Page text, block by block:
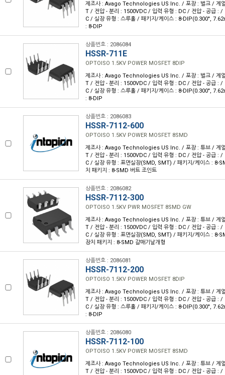
제조사 : Avago Technologies US Inc. / 포장 : 벌크 / 계
T / 전압 - 분리 : 1500VDC / 입력 유형 : DC / 전압 - 공급 : /
C / 실장 유형 : 스루홀 / 패키지/케이스 : 8-DIP(0.300",
: 8-DIP
상품번호 : 2086084
HSSR-711E
OPTOISO 1.5KV POWER MOSFET 8DIP
제조사 : Avago Technologies US Inc. / 포장 : 벌크 / 계
T / 전압 - 분리 : 1500VDC / 입력 유형 : DC / 전압 - 공급 : /
C / 실장 유형 : 스루홀 / 패키지/케이스 : 8-DIP(0.300",
: 8-DIP
상품번호 : 2086083
HSSR-7112-600
OPTOISO 1.5KV POWER MOSFET 8SMD
제조사 : Avago Technologies US Inc. / 포장 : 튜브 / 계
T / 전압 - 분리 : 1500VDC / 입력 유형 : DC / 전압 - 공급 : /
C / 실장 유형 : 표면실장(SMD, SMT) / 패키지/케이스 : 8-
치 패키지 : 8-SMD 버트 조인트
상품번호 : 2086082
HSSR-7112-300
OPTOISO 1.5KV PWR MOSFET 8SMD GW
제조사 : Avago Technologies US Inc. / 포장 : 튜브 / 계
T / 전압 - 분리 : 1500VDC / 입력 유형 : DC / 전압 - 공급 : /
C / 실장 유형 : 표면실장(SMD, SMT) / 패키지/케이스 : 8-
장치 패키지 : 8-SMD 갈매기날개형
상품번호 : 2086081
HSSR-7112-200
OPTOISO 1.5KV POWER MOSFET 8DIP
제조사 : Avago Technologies US Inc. / 포장 : 튜브 / 계
T / 전압 - 분리 : 1500VDC / 입력 유형 : DC / 전압 - 공급 : /
C / 실장 유형 : 스루홀 / 패키지/케이스 : 8-DIP(0.300",
: 8-DIP
상품번호 : 2086080
HSSR-7112-100
OPTOISO 1.5KV POWER MOSFET 8SMD
제조사 : Avago Technologies US Inc. / 포장 : 튜브 / 계
T / 전압 - 분리 : 1500VDC / 입력 유형 : DC / 전압 - 공급 : /